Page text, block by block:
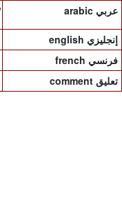
arabic عربي
english إنجليزي
french فرنسي
comment تعليق